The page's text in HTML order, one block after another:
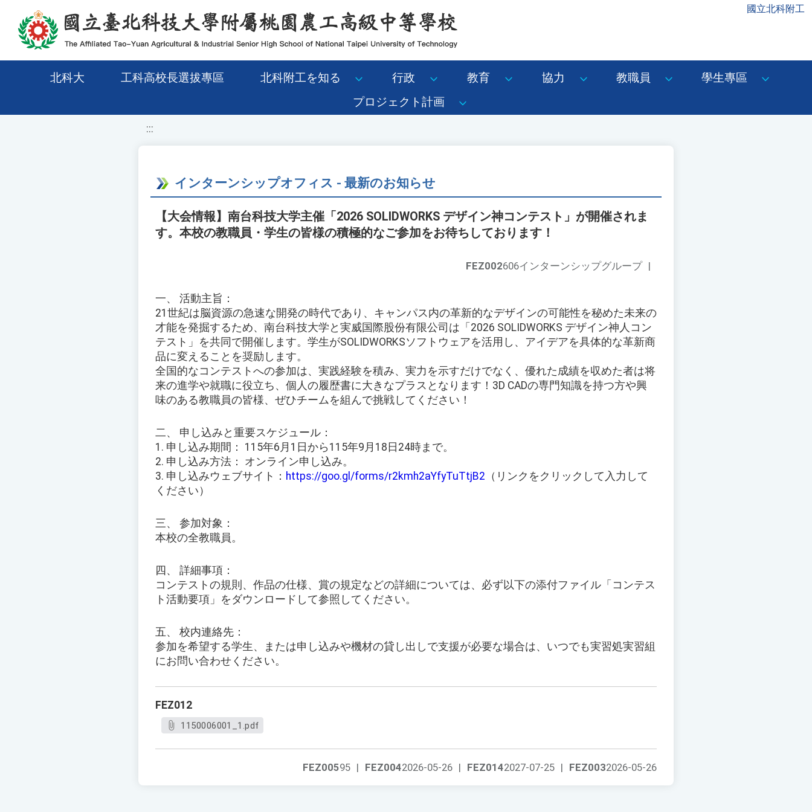
移至網頁之主要內容區位置 國立北科附工
北科大 工科高校長選拔專區 北科附工を知る 行政 教育 協力 教職員
學生專區
プロジェクト計画
:::
インターンシップオフィス - 最新のお知らせ
【大会情報】南台科技大学主催「2026 SOLIDWORKS デザイン神コンテスト」が開催されま
す。本校の教職員・学生の皆様の積極的なご参加をお待ちしております！
FEZ002606インターンシップグループ |
一、 活動主旨：
21世紀は脳資源の急速な開発の時代であり、キャンパス内の革新的なデザインの可能性を秘めた未来の
才能を発掘するため、南台科技大学と実威国際股份有限公司は「2026 SOLIDWORKS デザイン神人コン
テスト」を共同で開催します。学生がSOLIDWORKSソフトウェアを活用し、アイデアを具体的な革新商
品に変えることを奨励します。
全国的なコンテストへの参加は、実践経験を積み、実力を示すだけでなく、優れた成績を収めた者は将
来の進学や就職に役立ち、個人の履歴書に大きなプラスとなります！3D CADの専門知識を持つ方や興
味のある教職員の皆様、ぜひチームを組んで挑戦してください！
二、 申し込みと重要スケジュール：
1. 申し込み期間： 115年6月1日から115年9月18日24時まで。
2. 申し込み方法： オンライン申し込み。
3. 申し込みウェブサイト： https://goo.gl/forms/r2kmh2aYfyTuTtjB2 （リンクをクリックして入力して
ください）
三、 参加対象：
本校の全教職員。
四、 詳細事項：
コンテストの規則、作品の仕様、賞の規定などの詳細については、必ず以下の添付ファイル「コンテス
ト活動要項」をダウンロードして参照してください。
五、 校内連絡先：
参加を希望する学生、または申し込みや機材の貸し出しで支援が必要な場合は、いつでも実習処実習組
にお問い合わせください。
FEZ012
1150006001_1.pdf
FEZ0032026-05-26
FEZ0142027-07-25 |
FEZ0042026-05-26 |
FEZ00595 |